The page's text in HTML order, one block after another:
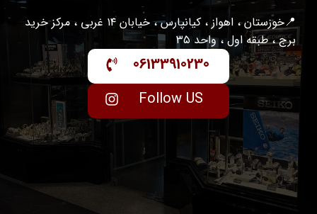
📍خوزستان ، اهواز ، کیانپارس ، خیابان ۱۴ غربی ، مرکز خرید
برج ، طبقه اول ، واحد ۳۵
06133910230
Follow US